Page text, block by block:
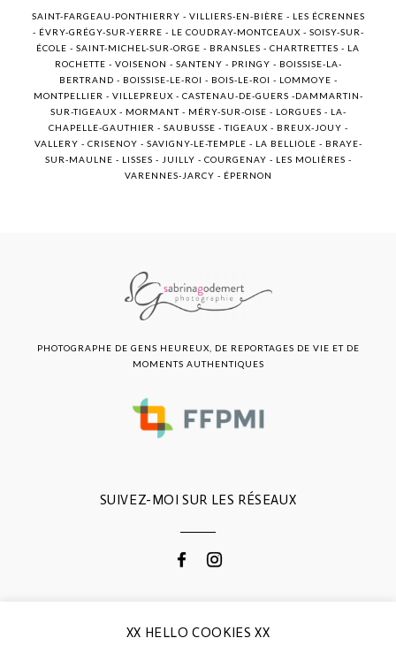
SAINT-FARGEAU-PONTHIERRY - VILLIERS-EN-BIÈRE - LES ÉCRENNES
- ÉVRY-GRÉGY-SUR-YERRE - LE COUDRAY-MONTCEAUX - SOISY-SUR-
ÉCOLE - SAINT-MICHEL-SUR-ORGE - BRANSLES - CHARTRETTES - LA
ROCHETTE - VOISENON - SANTENY - PRINGY - BOISSISE-LA-
BERTRAND - BOISSISE-LE-ROI - BOIS-LE-ROI - LOMMOYE -
MONTPELLIER - VILLEPREUX - CASTENAU-DE-GUERS -DAMMARTIN-
SUR-TIGEAUX - MORMANT - MÉRY-SUR-OISE - LORGUES - LA-
CHAPELLE-GAUTHIER - SAUBUSSE - TIGEAUX - BREUX-JOUY -
VALLERY - CRISENOY - SAVIGNY-LE-TEMPLE - LA BELLIOLE - BRAYE-
SUR-MAULNE - LISSES - JUILLY - COURGENAY - LES MOLIÈRES -
VARENNES-JARCY - ÉPERNON
SUIVEZ-MOI SUR LES RÉSEAUX
PHOTOGRAPHE DE GENS HEUREUX, DE REPORTAGES DE VIE ET DE
MOMENTS AUTHENTIQUES
CONTACTEZ-MOI
XX HELLO COOKIES XX